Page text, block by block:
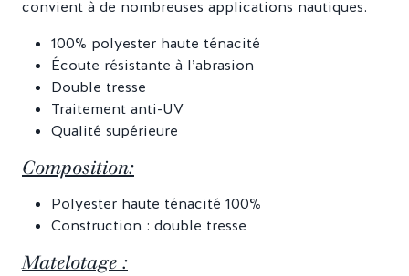
convient à de nombreuses applications nautiques.
100% polyester haute ténacité
Écoute résistante à l’abrasion
Double tresse
Traitement anti-UV
Qualité supérieure
Composition:
Polyester haute ténacité 100%
Construction : double tresse
Matelotage :